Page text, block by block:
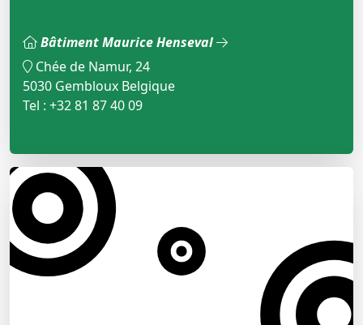
Bâtiment Maurice Henseval
Chée de Namur, 24
5030 Gembloux Belgique
Tel : +32 81 87 40 09